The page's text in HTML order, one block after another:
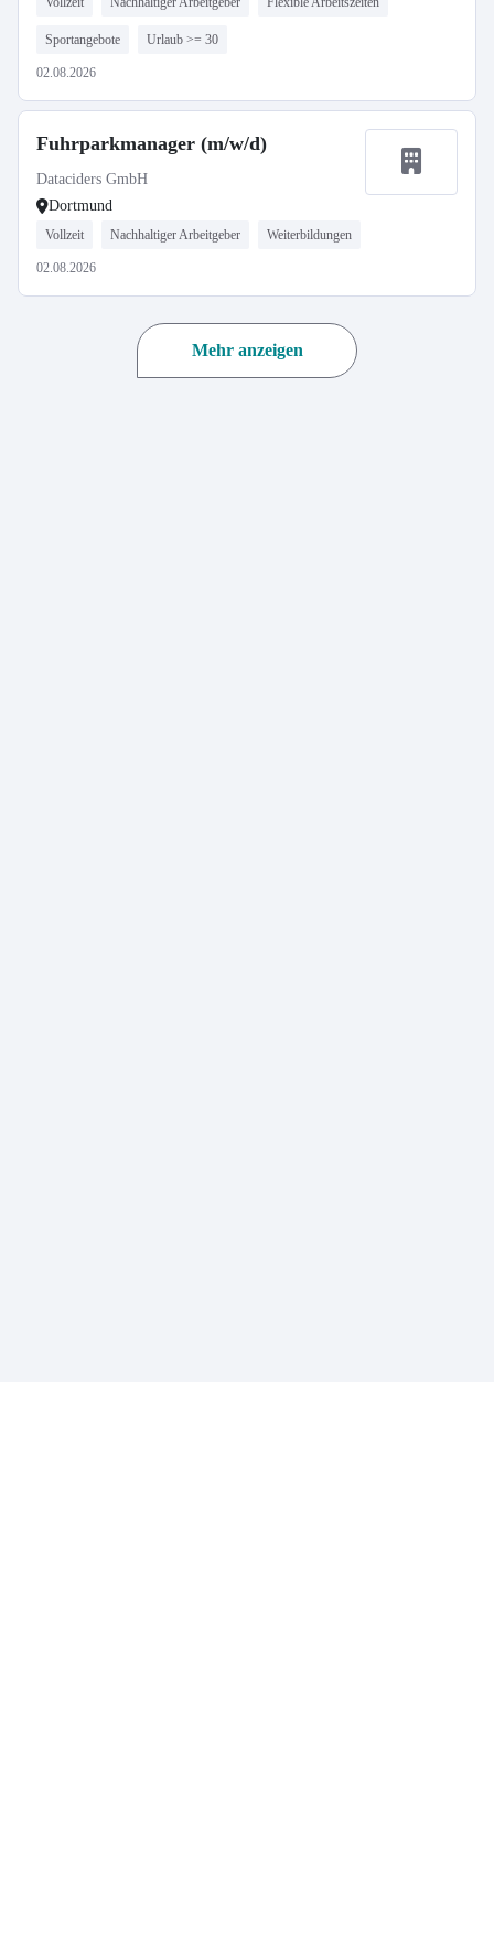
Sportangebote Urlaub >= 30
02.08.2026
Fuhrparkmanager (m/w/d)
Dataciders GmbH
Dortmund
Vollzeit Nachhaltiger Arbeitgeber Weiterbildungen
02.08.2026
Mehr anzeigen